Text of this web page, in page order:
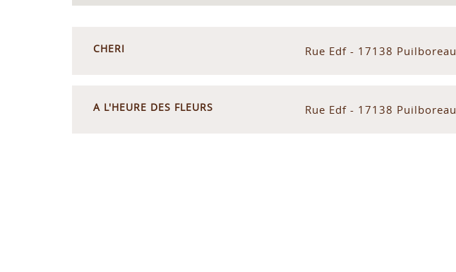
CHERI Rue Edf - 17138 Puilboreau
A L'HEURE DES FLEURS Rue Edf - 17138 Puilboreau